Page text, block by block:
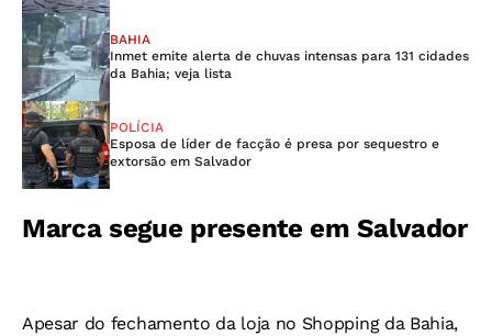
BAHIA
Inmet emite alerta de chuvas intensas para 131 cidades
da Bahia; veja lista
POLÍCIA
Esposa de líder de facção é presa por sequestro e
extorsão em Salvador
Marca segue presente em Salvador
Apesar do fechamento da loja no Shopping da Bahia,